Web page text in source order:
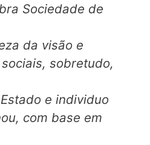
Sociedade de
da visão e
sobretudo,
e individuo
com base em